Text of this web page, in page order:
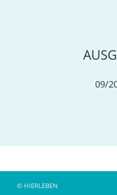
09/
© HIERLEBEN